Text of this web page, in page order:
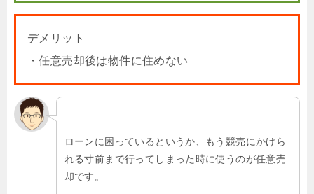
デメリット
・任意売却後は物件に住めない
ローンに困っているというか、もう競売にかけら
れる寸前まで行ってしまった時に使うのが任意売
却です。